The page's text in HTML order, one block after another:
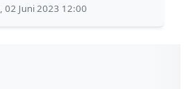
02 Juni 2023 12:00